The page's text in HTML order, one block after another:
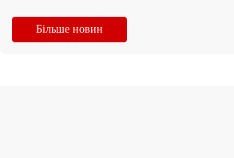
Більше новин